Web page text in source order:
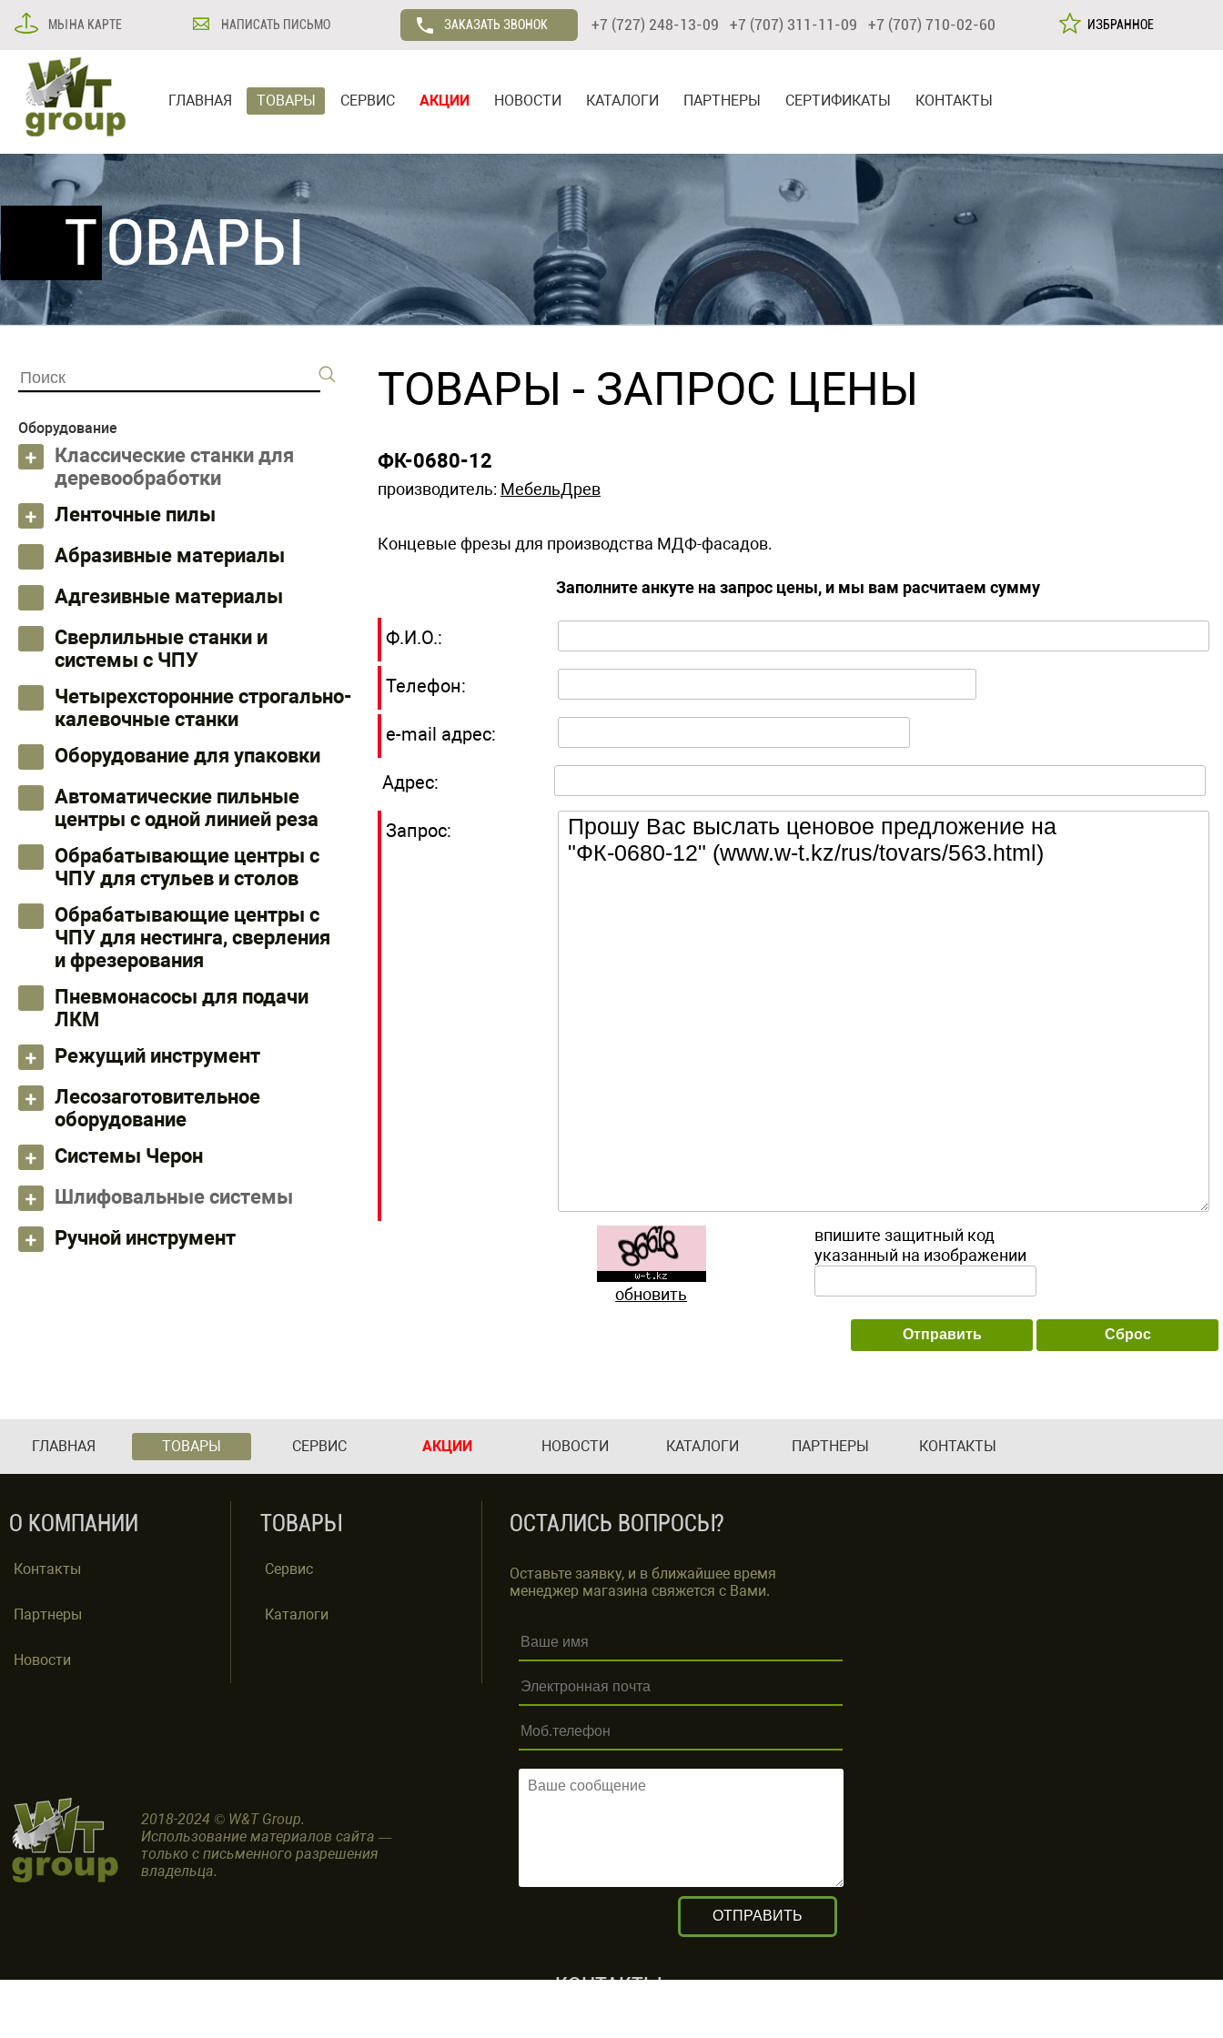
МЫ НА КАРТЕ НАПИСАТЬ ПИСЬМО ЗАКАЗАТЬ ЗВОНОК +7 (727) 248-13-09 +7 (707) 311-11-09 +7 (707) 710-02-60 ИЗБРАННОЕ
ГЛАВНАЯ ТОВАРЫ СЕРВИС АКЦИИ НОВОСТИ КАТАЛОГИ ПАРТНЕРЫ СЕРТИФИКАТЫ КОНТАКТЫ
ТОВАРЫ
Оборудование
Классические станки для
деревообработки
Ленточные пилы
Абразивные материалы
Адгезивные материалы
Сверлильные станки и
системы с ЧПУ
Четырехсторонние строгально-
калевочные станки
Оборудование для упаковки
Автоматические пильные
центры с одной линией реза
Обрабатывающие центры с
ЧПУ для стульев и столов
Обрабатывающие центры с
ЧПУ для нестинга, сверления
и фрезерования
Пневмонасосы для подачи
ЛКМ
Режущий инструмент
Лесозаготовительное
оборудование
Системы Черон
Шлифовальные системы
Ручной инструмент
ТОВАРЫ - ЗАПРОС ЦЕНЫ
ФК-0680-12
производитель: МебельДрев
Концевые фрезы для производства МДФ-фасадов.
Заполните анкуте на запрос цены, и мы вам расчитаем сумму
Ф.И.О.:
Телефон:
e-mail адрес:
Адрес:
Запрос:
обновить
впишите защитный код
указанный на изображении
ГЛАВНАЯ ТОВАРЫ СЕРВИС АКЦИИ НОВОСТИ КАТАЛОГИ ПАРТНЕРЫ КОНТАКТЫ
О КОМПАНИИ
Контакты
Партнеры
Новости
ТОВАРЫ
Сервис
Каталоги
2018-2024 © W&T Group.
Использование материалов сайта —
только с письменного разрешения
владельца.
ОСТАЛИСЬ ВОПРОСЫ?
Оставьте заявку, и в ближайшее время
менеджер магазина свяжется с Вами.
КОНТАКТЫ